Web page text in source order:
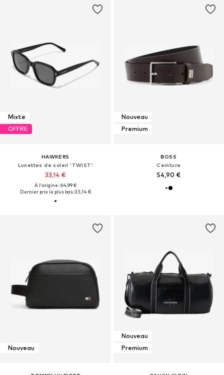
Mixte
OFFRE
HAWKERS
Lunettes de soleil 'TWIST'
33,14 €
À l'origine : 64,99 €
Dernier prix le plus bas :33,14 €
Nouveau
Premium
BOSS
Ceinture
54,90 €
Nouveau
Nouveau
Premium